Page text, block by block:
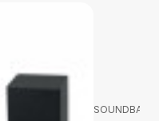
SOUNDBARY